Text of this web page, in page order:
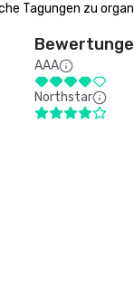
Tagungen zu
AAA
Northstar